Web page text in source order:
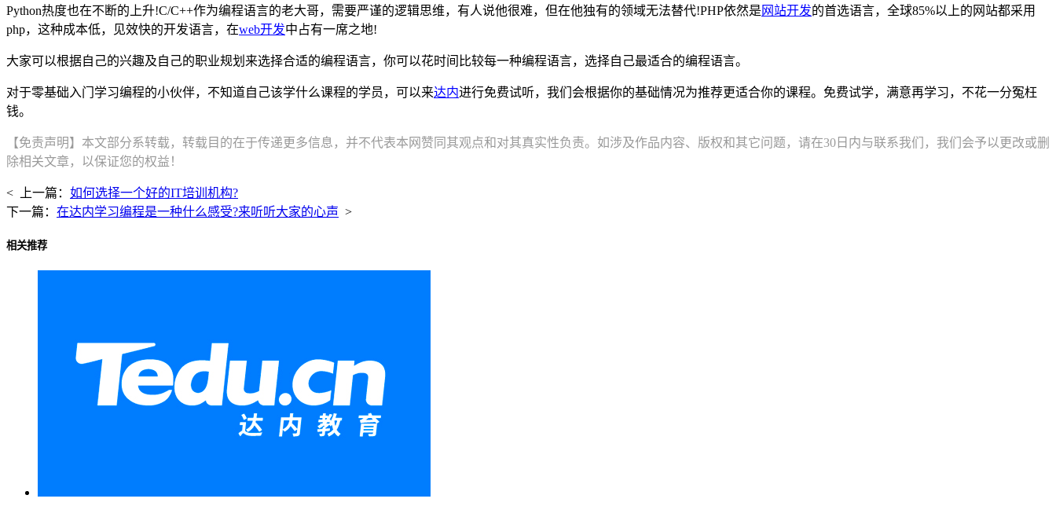
Python热度也在不断的上升!C/C++作为编程语言的老大哥，需要严谨的逻辑思维，有人说他很难，但在他独有的领域无法替代!PHP依然是 网站开发的首选语言，全球85%以上的网站都采用
php，这种成本低，见效快的开发语言，在web开发中占有一席之地!
大家可以根据自己的兴趣及自己的职业规划来选择合适的编程语言，你可以花时间比较每一种编程语言，选择自己最适合的编程语言。
对于零基础入门学习编程的小伙伴，不知道自己该学什么课程的学员，可以来达内进行免费试听，我们会根据你的基础情况为推荐更适合你的课程。免费试学，满意再学习，不花一分冤枉
钱。
【免责声明】本文部分系转载，转载目的在于传递更多信息，并不代表本网赞同其观点和对其真实性负责。如涉及作品内容、版权和其它问题，请在30日内与联系我们，我们会予以更改或删
除相关文章，以保证您的权益！
< 上一篇： 如何选择一个好的IT培训机构?
下一篇： 在达内学习编程是一种什么感受?来听听大家的心声 >
相关推荐